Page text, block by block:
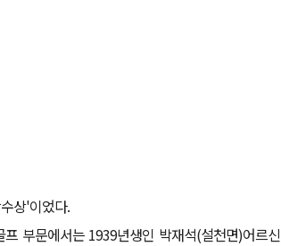
상'이었다.
부문에서는 1939년생인 박재석(설천면)어르신